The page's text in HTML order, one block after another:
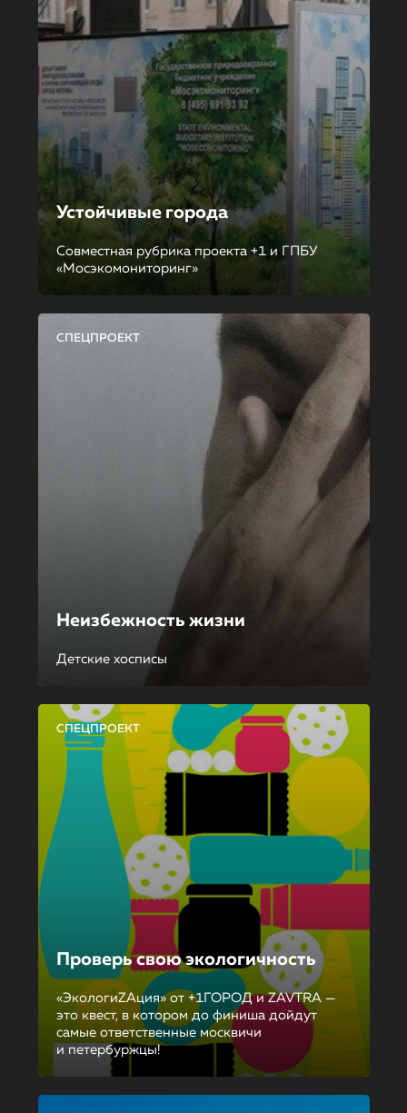
Устойчивые города
Совместная рубрика проекта +1 и ГПБУ
«Мосэкомониторинг»
СПЕЦПРОЕКТ
Неизбежность жизни
Детские хосписы
СПЕЦПРОЕКТ
Проверь свою экологичность
«ЭкологиZAция» от +1ГОРОД и ZAVTRA —
это квест, в котором до финиша дойдут
самые ответственные москвичи
и петербуржцы!